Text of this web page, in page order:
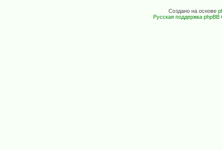
Создано на основе
Русская поддержка phpBB